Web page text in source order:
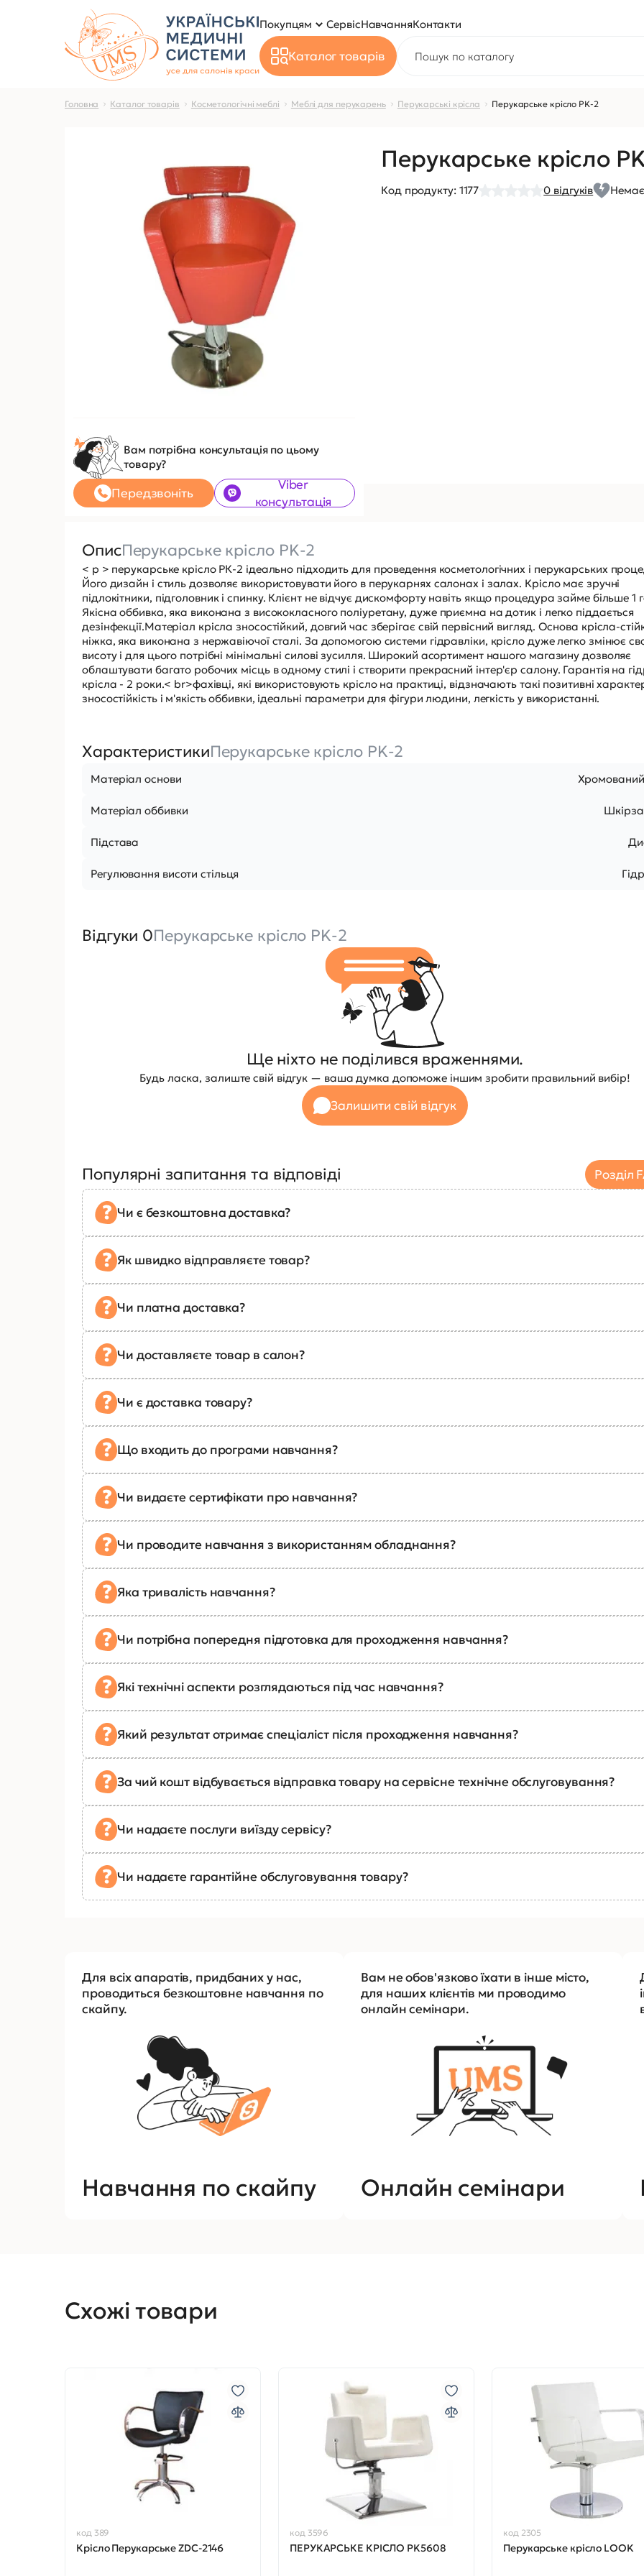
Покупцям СервісНавчанняКонтакти
Каталог товарів
Головна Каталог товарів Косметологічні меблі Меблі для перукарень Перукарські крісла Перукарське крісло PK-2
Вам потрібна консультація по цьому
товару?
Передзвоніть
Viber
консультація
Перукарське крісло
Код продукту: 1177 0 відгуків Немає
ОписПерукарське крісло PK-2
< p > перукарське крісло РК-2 ідеально підходить для проведення косметологічних і перукарських
Його дизайн і стиль дозволяє використовувати його в перукарнях салонах і залах. Крісло має зручні
підлокітники, підголовник і спинку. Клієнт не відчує дискомфорту навіть якщо процедура займе більше 1
Якісна оббивка, яка виконана з висококласного поліуретану, дуже приємна на дотик і легко піддається
дезінфекції.Матеріал крісла зносостійкий, довгий час зберігає свій первісний вигляд. Основа крісла-
ніжка, яка виконана з нержавіючої сталі. За допомогою системи гідравліки, крісло дуже легко змінює
висоту і для цього потрібні мінімальні силові зусилля. Широкий асортимент нашого магазину дозволяє
облаштувати багато робочих місць в одному стилі і створити прекрасний інтер'єр салону. Гарантія на
крісла - 2 роки.< br>фахівці, які використовують крісло на практиці, відзначають такі позитивні
зносостійкість і м'якість оббивки, ідеальні параметри для фігури людини, легкість у використанні.
ХарактеристикиПерукарське крісло PK-2
Матеріал основи
Матеріал оббивки
Підстава
Регулювання висоти стільця
Відгуки 0Перукарське крісло PK-2
Ще ніхто не поділився враженнями.
Будь ласка, залиште свій відгук — ваша думка допоможе іншим зробити правильний вибір!
Залишити свій відгук
Популярні запитання та відповіді Розділ
Чи є безкоштовна доставка?
Як швидко відправляєте товар?
Чи платна доставка?
Чи доставляєте товар в салон?
Чи є доставка товару?
Що входить до програми навчання?
Чи видаєте сертифікати про навчання?
Чи проводите навчання з використанням обладнання?
Яка тривалість навчання?
Чи потрібна попередня підготовка для проходження навчання?
Які технічні аспекти розглядаються під час навчання?
Який результат отримає спеціаліст після проходження навчання?
За чий кошт відбувається відправка товару на сервісне технічне обслуговування?
Чи надаєте послуги виїзду сервісу?
Чи надаєте гарантійне обслуговування товару?
Для всіх апаратів, придбаних у нас,
проводиться безкоштовне навчання по
скайпу.
Навчання по скайпу
Вам не обов'язково їхати в інше місто,
для наших клієнтів ми проводимо
онлайн семінари.
Онлайн семінари
Схожі товари
код 389
Крісло Перукарське ZDC-2146
код 3596
ПЕРУКАРСЬКЕ КРІСЛО PK5608
код 2305
Перукарське крісло LOOK